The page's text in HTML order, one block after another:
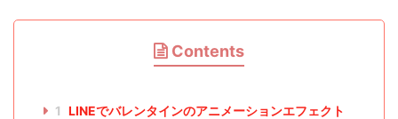
Contents
1 LINEでバレンタインのアニメーションエフェクト